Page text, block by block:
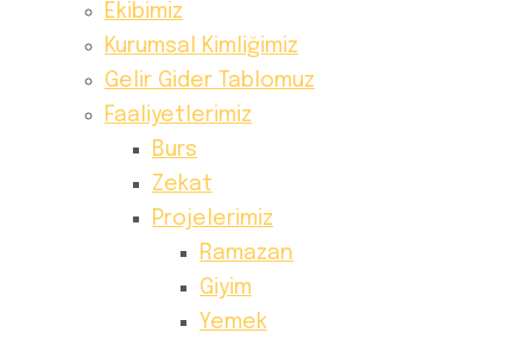
Ekibimiz
Kurumsal Kimliğimiz
Gelir Gider Tablomuz
Faaliyetlerimiz
Burs
Zekat
Projelerimiz
Ramazan
Giyim
Yemek